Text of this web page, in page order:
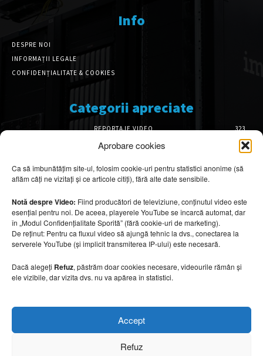
Aprobare cookies
Ca să îmbunătățim site-ul, folosim cookie-uri pentru statistici anonime (să
aflăm câți ne vizitați și ce articole citiți), fără alte date sensibile.
Notă despre Video: Fiind producători de televiziune, conținutul video este
esențial pentru noi. De aceea, playerele YouTube se încarcă automat, dar
în „Modul Confidențialitate Sporită” (fără cookie-uri de marketing).
De reținut: Pentru ca fluxul video să ajungă tehnic la dvs., conectarea la
serverele YouTube (și implicit transmiterea IP-ului) este necesară.
Dacă alegeți Refuz, păstrăm doar cookies necesare, videourile rămân și
ele vizibile, dar vizita dvs. nu va apărea în statistici.
Accept
Refuz
Info
DESPRE NOI
INFORMAȚII LEGALE
CONFIDENȚIALITATE & COOKIES
Categorii apreciate
REPORTAJE VIDEO
323
AMENAJĂRI INTERIOARE
126
DESIGN INTERIOR
64
ARHITECTURĂ & DESIGN
OPINII & ANALIZE
43
Articole recomandate
Secretele construirii bungalourilor
6 august 2026
Cum amenajezi curtea pentru seri de vară